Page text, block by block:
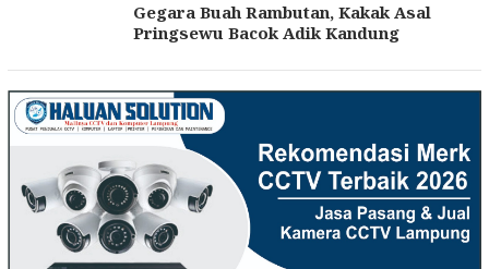
Gegara Buah Rambutan, Kakak Asal
Pringsewu Bacok Adik Kandung